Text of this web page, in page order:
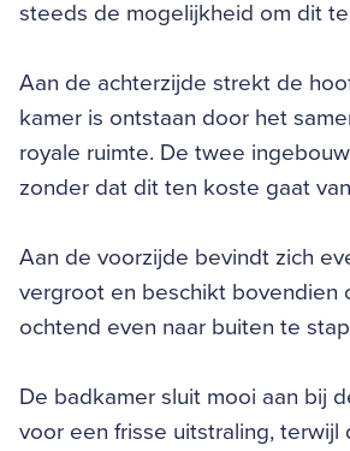
steeds de mogelijkheid om dit
Aan de achterzijde strekt de
kamer is ontstaan door het
royale ruimte. De twee
zonder dat dit ten koste gaat
Aan de voorzijde bevindt zich
vergroot en beschikt bovendien
ochtend even naar buiten te
De badkamer sluit mooi aan bij
voor een frisse uitstraling,